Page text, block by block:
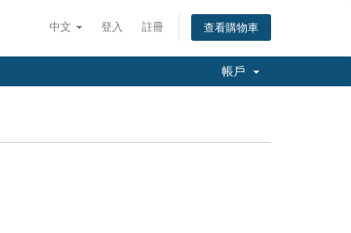
中文 登入 註冊 查看購物車
帳戶